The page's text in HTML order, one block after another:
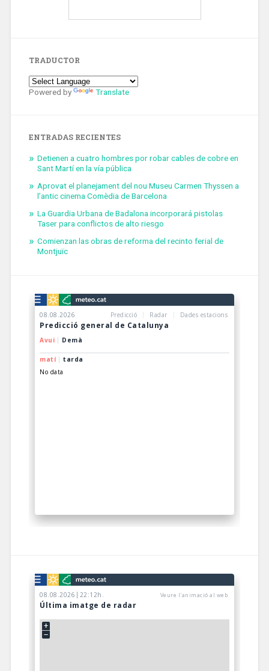
TRADUCTOR
Powered by Translate
ENTRADAS RECIENTES
Detienen a cuatro hombres por robar cables de cobre en
Sant Martí en la vía pública
Aprovat el planejament del nou Museu Carmen Thyssen a
l’antic cinema Comèdia de Barcelona
La Guardia Urbana de Badalona incorporará pistolas
Taser para conflictos de alto riesgo
Comienzan las obras de reforma del recinto ferial de
Montjuïc